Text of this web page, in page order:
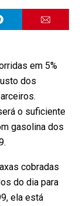
em 5%
dos
o suficiente
gasolina dos
cobradas
do dia para
ela está